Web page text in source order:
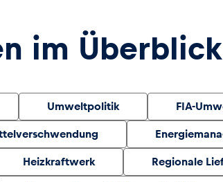
im
Umweltpolitik FIA-
Heizkraftwerk Regionale